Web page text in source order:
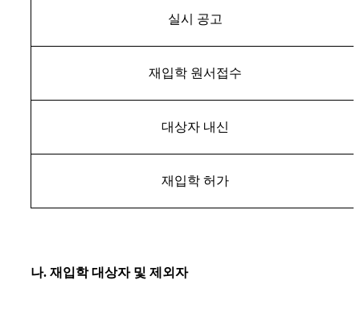
실시 공고
재입학 원서접수
대상자 내신
재입학 허가
나. 재입학 대상자 및 제외자